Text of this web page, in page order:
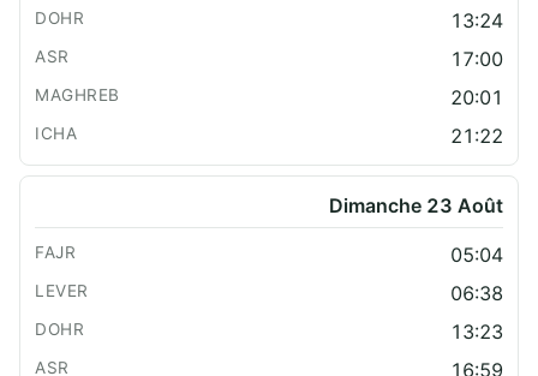
13:24
17:00
20:01
21:22
Dimanche 23 Août
05:04
06:38
13:23
16:59